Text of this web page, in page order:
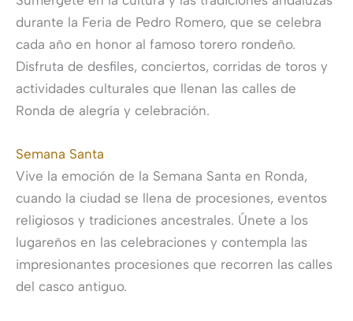
durante la Feria de Pedro Romero, que se celebra
cada año en honor al famoso torero rondeño.
Disfruta de desfiles, conciertos, corridas de toros y
actividades culturales que llenan las calles de
Ronda de alegría y celebración.
Semana Santa
Vive la emoción de la Semana Santa en Ronda,
cuando la ciudad se llena de procesiones, eventos
religiosos y tradiciones ancestrales. Únete a los
lugareños en las celebraciones y contempla las
impresionantes procesiones que recorren las calles
del casco antiguo.